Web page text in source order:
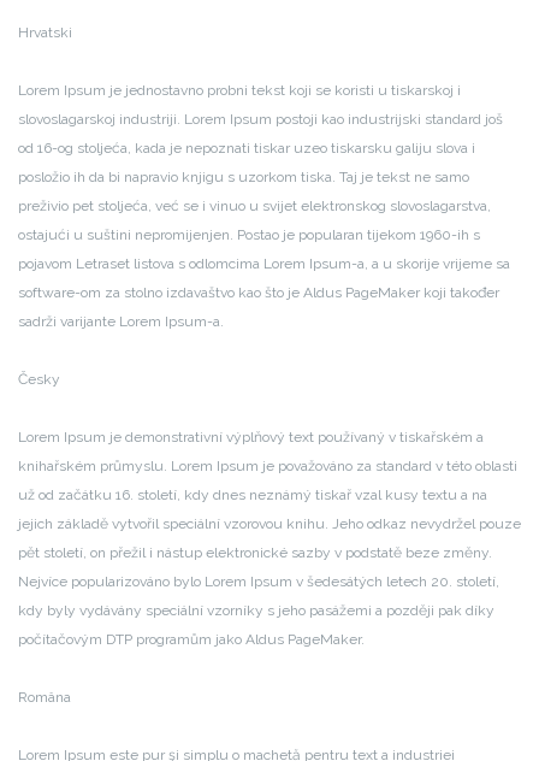
Hrvatski
Lorem Ipsum je jednostavno probni tekst koji se koristi u tiskarskoj i
slovoslagarskoj industriji. Lorem Ipsum postoji kao industrijski standard još
od 16-og stoljeća, kada je nepoznati tiskar uzeo tiskarsku galiju slova i
posložio ih da bi napravio knjigu s uzorkom tiska. Taj je tekst ne samo
preživio pet stoljeća, već se i vinuo u svijet elektronskog slovoslagarstva,
ostajući u suštini nepromijenjen. Postao je popularan tijekom 1960-ih s
pojavom Letraset listova s odlomcima Lorem Ipsum-a, a u skorije vrijeme sa
software-om za stolno izdavaštvo kao što je Aldus PageMaker koji također
sadrži varijante Lorem Ipsum-a.
Česky
Lorem Ipsum je demonstrativní výplňový text používaný v tiskařském a
knihařském průmyslu. Lorem Ipsum je považováno za standard v této oblasti
už od začátku 16. století, kdy dnes neznámý tiskař vzal kusy textu a na
jejich základě vytvořil speciální vzorovou knihu. Jeho odkaz nevydržel pouze
pět století, on přežil i nástup elektronické sazby v podstatě beze změny.
Nejvíce popularizováno bylo Lorem Ipsum v šedesátých letech 20. století,
kdy byly vydávány speciální vzorníky s jeho pasážemi a později pak díky
počítačovým DTP programům jako Aldus PageMaker.
Româna
Lorem Ipsum este pur şi simplu o machetă pentru text a industriei